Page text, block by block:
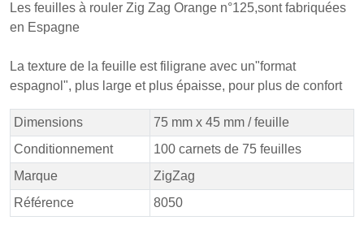
Les feuilles à rouler Zig Zag Orange n°125,sont fabriquées
en Espagne
La texture de la feuille est filigrane avec un"format
espagnol", plus large et plus épaisse, pour plus de confort
Dimensions
75 mm x 45 mm / feuille
Conditionnement
100 carnets de 75 feuilles
Marque
ZigZag
Référence
8050